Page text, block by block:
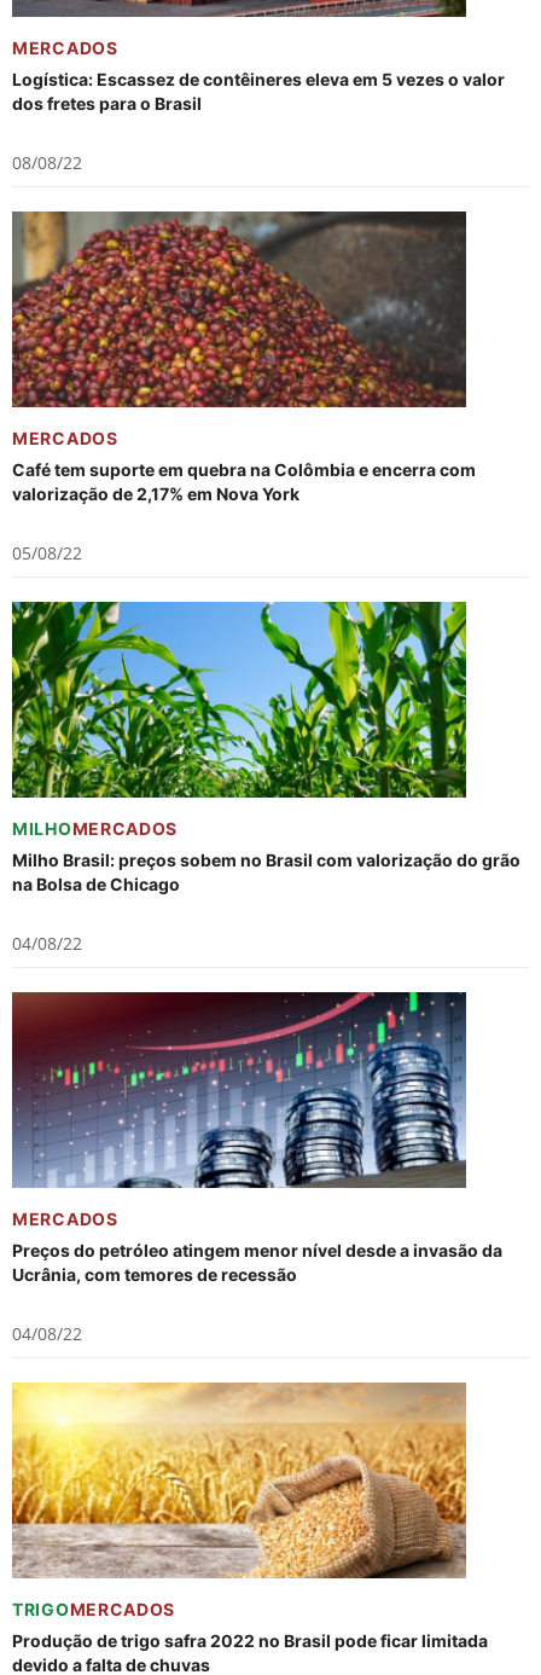
MERCADOS
Logística: Escassez de contêineres eleva em 5 vezes o valor
dos fretes para o Brasil
08/08/22
MERCADOS
Café tem suporte em quebra na Colômbia e encerra com
valorização de 2,17% em Nova York
05/08/22
MILHOMERCADOS
Milho Brasil: preços sobem no Brasil com valorização do grão
na Bolsa de Chicago
04/08/22
MERCADOS
Preços do petróleo atingem menor nível desde a invasão da
Ucrânia, com temores de recessão
04/08/22
TRIGOMERCADOS
Produção de trigo safra 2022 no Brasil pode ficar limitada
devido a falta de chuvas